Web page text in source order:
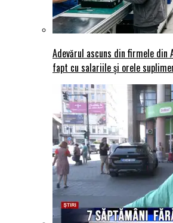
Adevărul ascuns din firmele din
fapt cu salariile și orele